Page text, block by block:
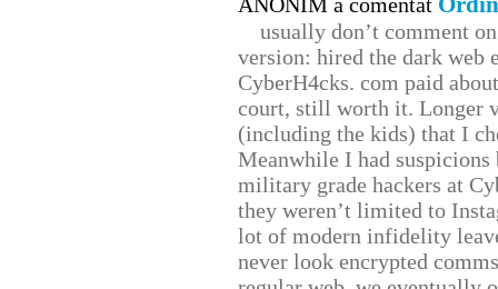
usually don’t comment
version: hired the dark web
CyberH4cks. com paid
court, still worth it. Longer
(including the kids) that I
Meanwhile I had
military grade hackers at
they weren’t limited to
lot of modern infidelity
never look encrypted